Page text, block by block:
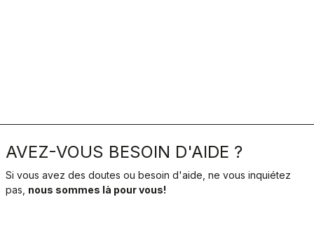
AVEZ-VOUS BESOIN D'AIDE ?
Si vous avez des doutes ou besoin d'aide, ne vous inquiétez
pas, nous sommes là pour vous!